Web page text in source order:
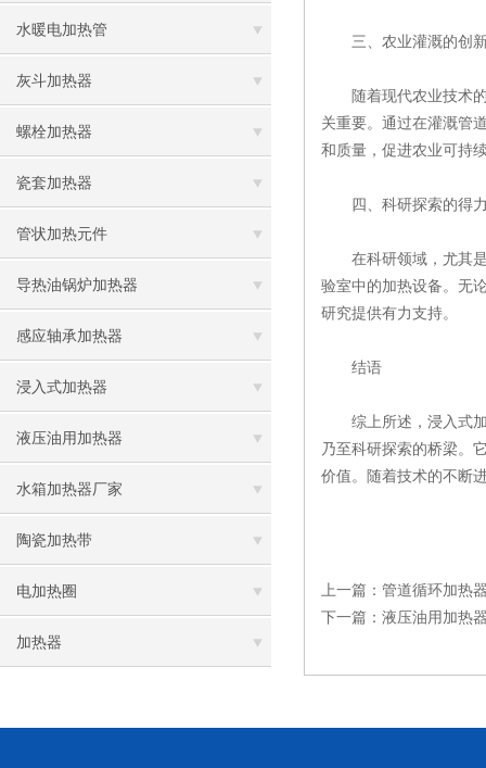
水暖电加热管
灰斗加热器
螺栓加热器
瓷套加热器
管状加热元件
导热油锅炉加热器
感应轴承加热器
浸入式加热器
液压油用加热器
水箱加热器厂家
陶瓷加热带
电加热圈
加热器
三、农业灌溉的创
随着现代农业技术的
关重要。通过在灌溉管
和质量，促进农业可持
四、科研探索的得
在科研领域，尤其是
验室中的加热设备。无
研究提供有力支持。
结语
综上所述，浸入式加
乃至科研探索的桥梁。
价值。随着技术的不断
上一篇： 管道循环加热
下一篇： 液压油用加热